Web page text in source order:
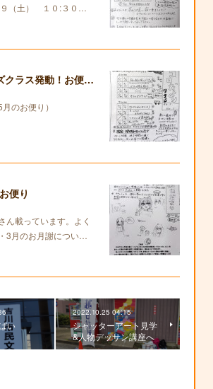
９（土） １０:３０…
4月からカインズクラス発動！お便りも復活します！
のお便り）
便り
ん載っています。よく
3月のお月謝につい…
い
2022.10.25 04:15
シャッターアート見学
&人物デッサン講座へ